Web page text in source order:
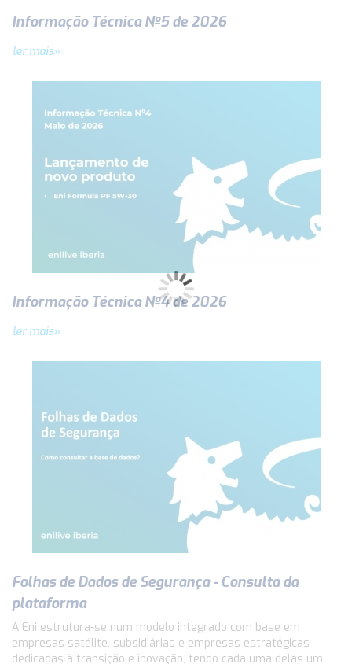
Informação Técnica Nº5 de 2026
ler mais»
Informação Técnica Nº4 de 2026
ler mais»
Folhas de Dados de Segurança - Consulta da
plataforma
A Eni estrutura-se num modelo integrado com base em
empresas satélite, subsidiárias e empresas estratégicas
dedicadas à transição e inovação, tendo cada uma delas um